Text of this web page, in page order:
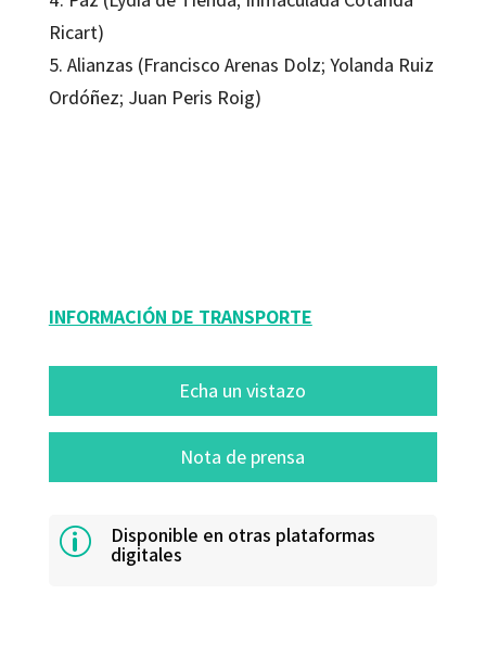
Ricart)
5. Alianzas (Francisco Arenas Dolz; Yolanda Ruiz
Ordóñez; Juan Peris Roig)
INFORMACIÓN DE TRANSPORTE
Echa un vistazo
Nota de prensa
p Disponible en otras plataformas
digitales